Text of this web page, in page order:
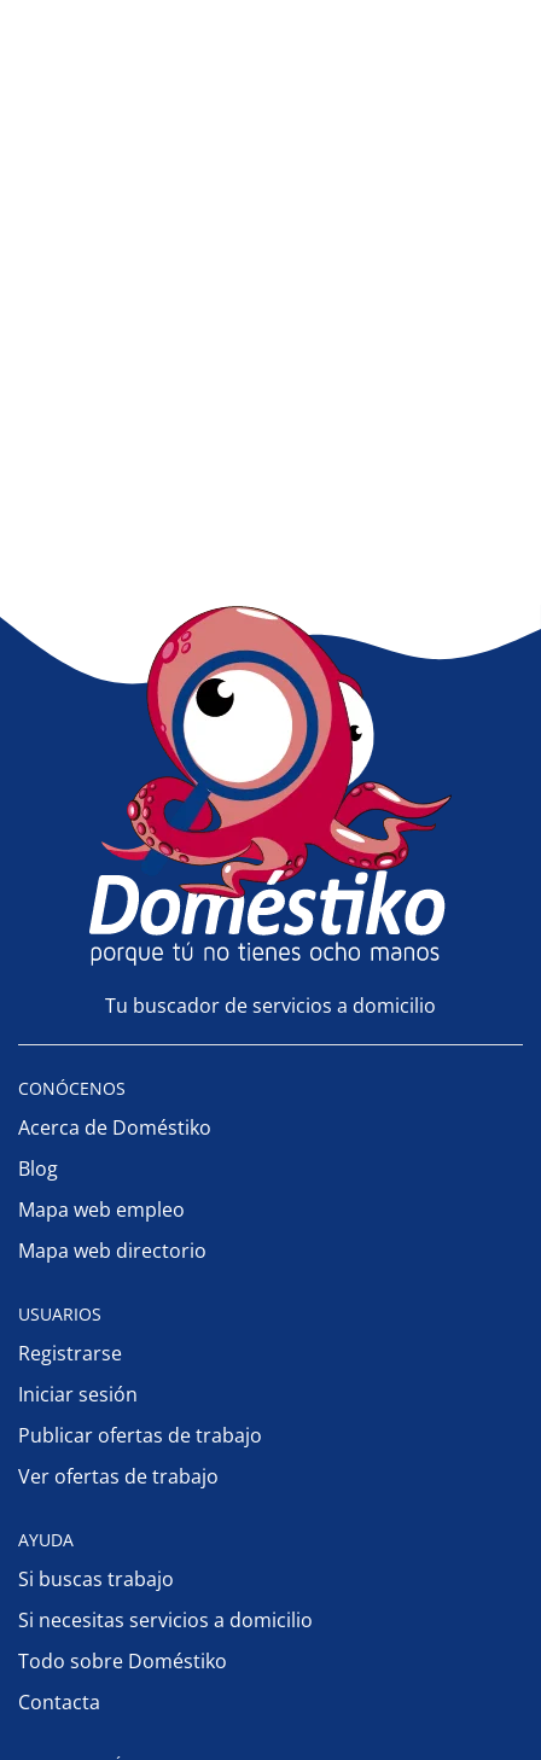
Tu buscador de servicios a domicilio
CONÓCENOS
Acerca de Doméstiko
Blog
Mapa web empleo
Mapa web directorio
USUARIOS
Registrarse
Iniciar sesión
Publicar ofertas de trabajo
Ver ofertas de trabajo
AYUDA
Si buscas trabajo
Si necesitas servicios a domicilio
Todo sobre Doméstiko
Contacta